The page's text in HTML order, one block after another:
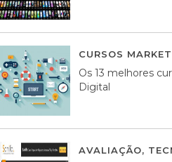
CURSOS
Os 13 melhores
Digital
AVALIAÇÃO,